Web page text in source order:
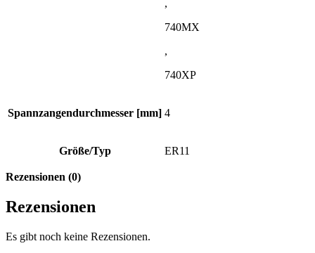
,
740MX
,
740XP
Spannzangendurchmesser [mm] 4
Größe/Typ ER11
Rezensionen (0)
Rezensionen
Es gibt noch keine Rezensionen.